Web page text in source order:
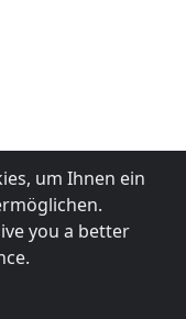
um Ihnen ein
you a better